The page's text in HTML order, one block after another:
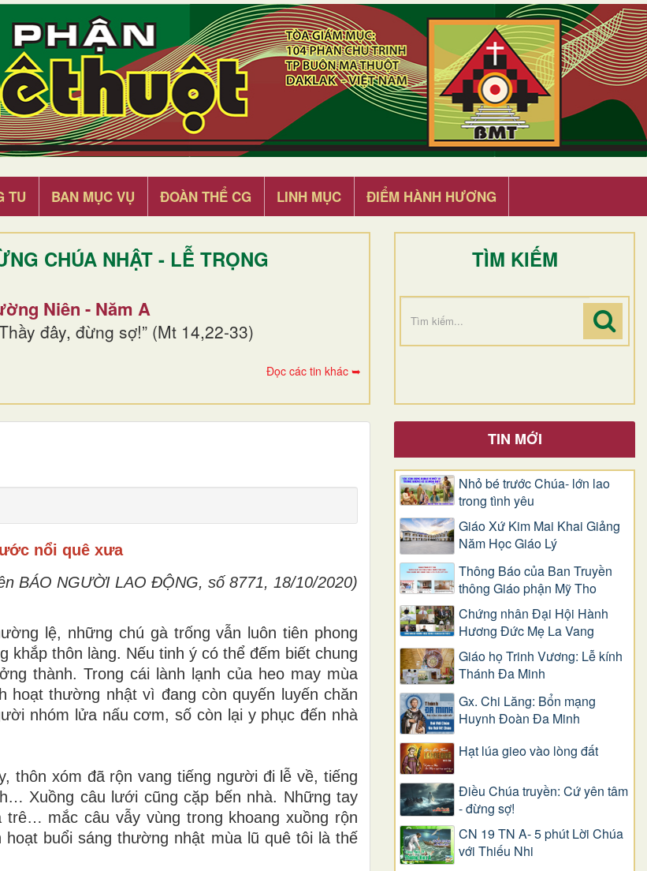
TU BAN MỤC VỤ ĐOÀN THỂ CG LINH MỤC ĐIỂM HÀNH HƯƠNG
CHÚA NHẬT - LỄ TRỌNG
Niên - Năm A
đây, đừng sợ!” (Mt 14,22-33)
Đọc các tin khác ➥
TÌM KIẾM
nổi quê xưa
BÁO NGƯỜI LAO ĐỘNG, số 8771, 18/10/2020)
lệ, những chú gà trống vẫn luôn tiên phong
khắp thôn làng. Nếu tinh ý có thể đếm biết chung
thành. Trong cái lành lạnh của heo may mùa
thường nhật vì đang còn quyến luyến chăn
nhóm lửa nấu cơm, số còn lại y phục đến nhà
thôn xóm đã rộn vang tiếng người đi lễ về, tiếng
Xuồng câu lưới cũng cặp bến nhà. Những tay
mắc câu vẫy vùng trong khoang xuồng rộn
buổi sáng thường nhật mùa lũ quê tôi là thế
TIN MỚI
Nhỏ bé trước Chúa- lớn lao
trong tình yêu
Giáo Xứ Kim Mai Khai Giảng
Năm Học Giáo Lý
Thông Báo của Ban Truyền
thông Giáo phận Mỹ Tho
Chứng nhân Đại Hội Hành
Hương Đức Mẹ La Vang
Giáo họ Trinh Vương: Lễ kính
Thánh Đa Minh
Gx. Chi Lăng: Bổn mạng
Huynh Đoàn Đa Minh
Hạt lúa gieo vào lòng đất
Điều Chúa truyền: Cứ yên tâm
- đừng sợ!
CN 19 TN A- 5 phút Lời Chúa
với Thiếu Nhi